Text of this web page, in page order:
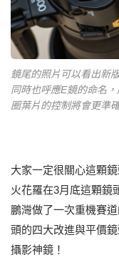
鏡尾的照片可以看出新
同時也呼應E鏡的命名
圈葉片的控制將會更準
大家一定很關心這顆
火花羅在3月底這顆鏡
鵬灣做了一次重機賽
頭的四大改進與平價
攝影神鏡！